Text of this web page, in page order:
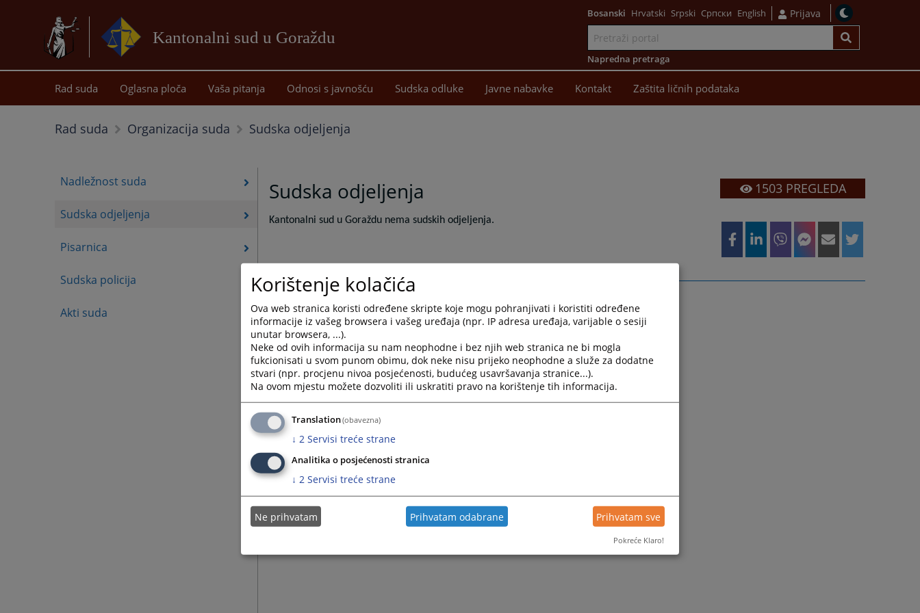
Kantonalni sud u Goraždu
sadržaj
Bosanski Hrvatski Srpski Српски English Prijava
Napredna pretraga
Rad suda Oglasna ploča Vaša pitanja Odnosi s javnošću Sudska odluke Javne nabavke Kontakt Zaštita ličnih podataka
Rad suda Organizacija suda Sudska odjeljenja
Nadležnost suda
Sudska odjeljenja
Pisarnica
Sudska policija
Akti suda
Sudska odjeljenja
Kantonalni sud u Goraždu nema sudskih odjeljenja.
1503PREGLEDA
Korištenje kolačića
Ova web stranica koristi određene skripte koje mogu pohranjivati i koristiti određene
informacije iz vašeg browsera i vašeg uređaja (npr. IP adresa uređaja, varijable o sesiji
unutar browsera, ...).
Neke od ovih informacija su nam neophodne i bez njih web stranica ne bi mogla
fukcionisati u svom punom obimu, dok neke nisu prijeko neophodne a služe za dodatne
stvari (npr. procjenu nivoa posjećenosti, budućeg usavršavanja stranice...).
Na ovom mjestu možete dozvoliti ili uskratiti pravo na korištenje tih informacija.
Translation(obavezna)
↓ 2 Servisi treće strane
Analitika o posjećenosti stranica
↓ 2 Servisi treće strane
Ne prihvatam Prihvatam odabrane Prihvatam sve
Pokreće Klaro!